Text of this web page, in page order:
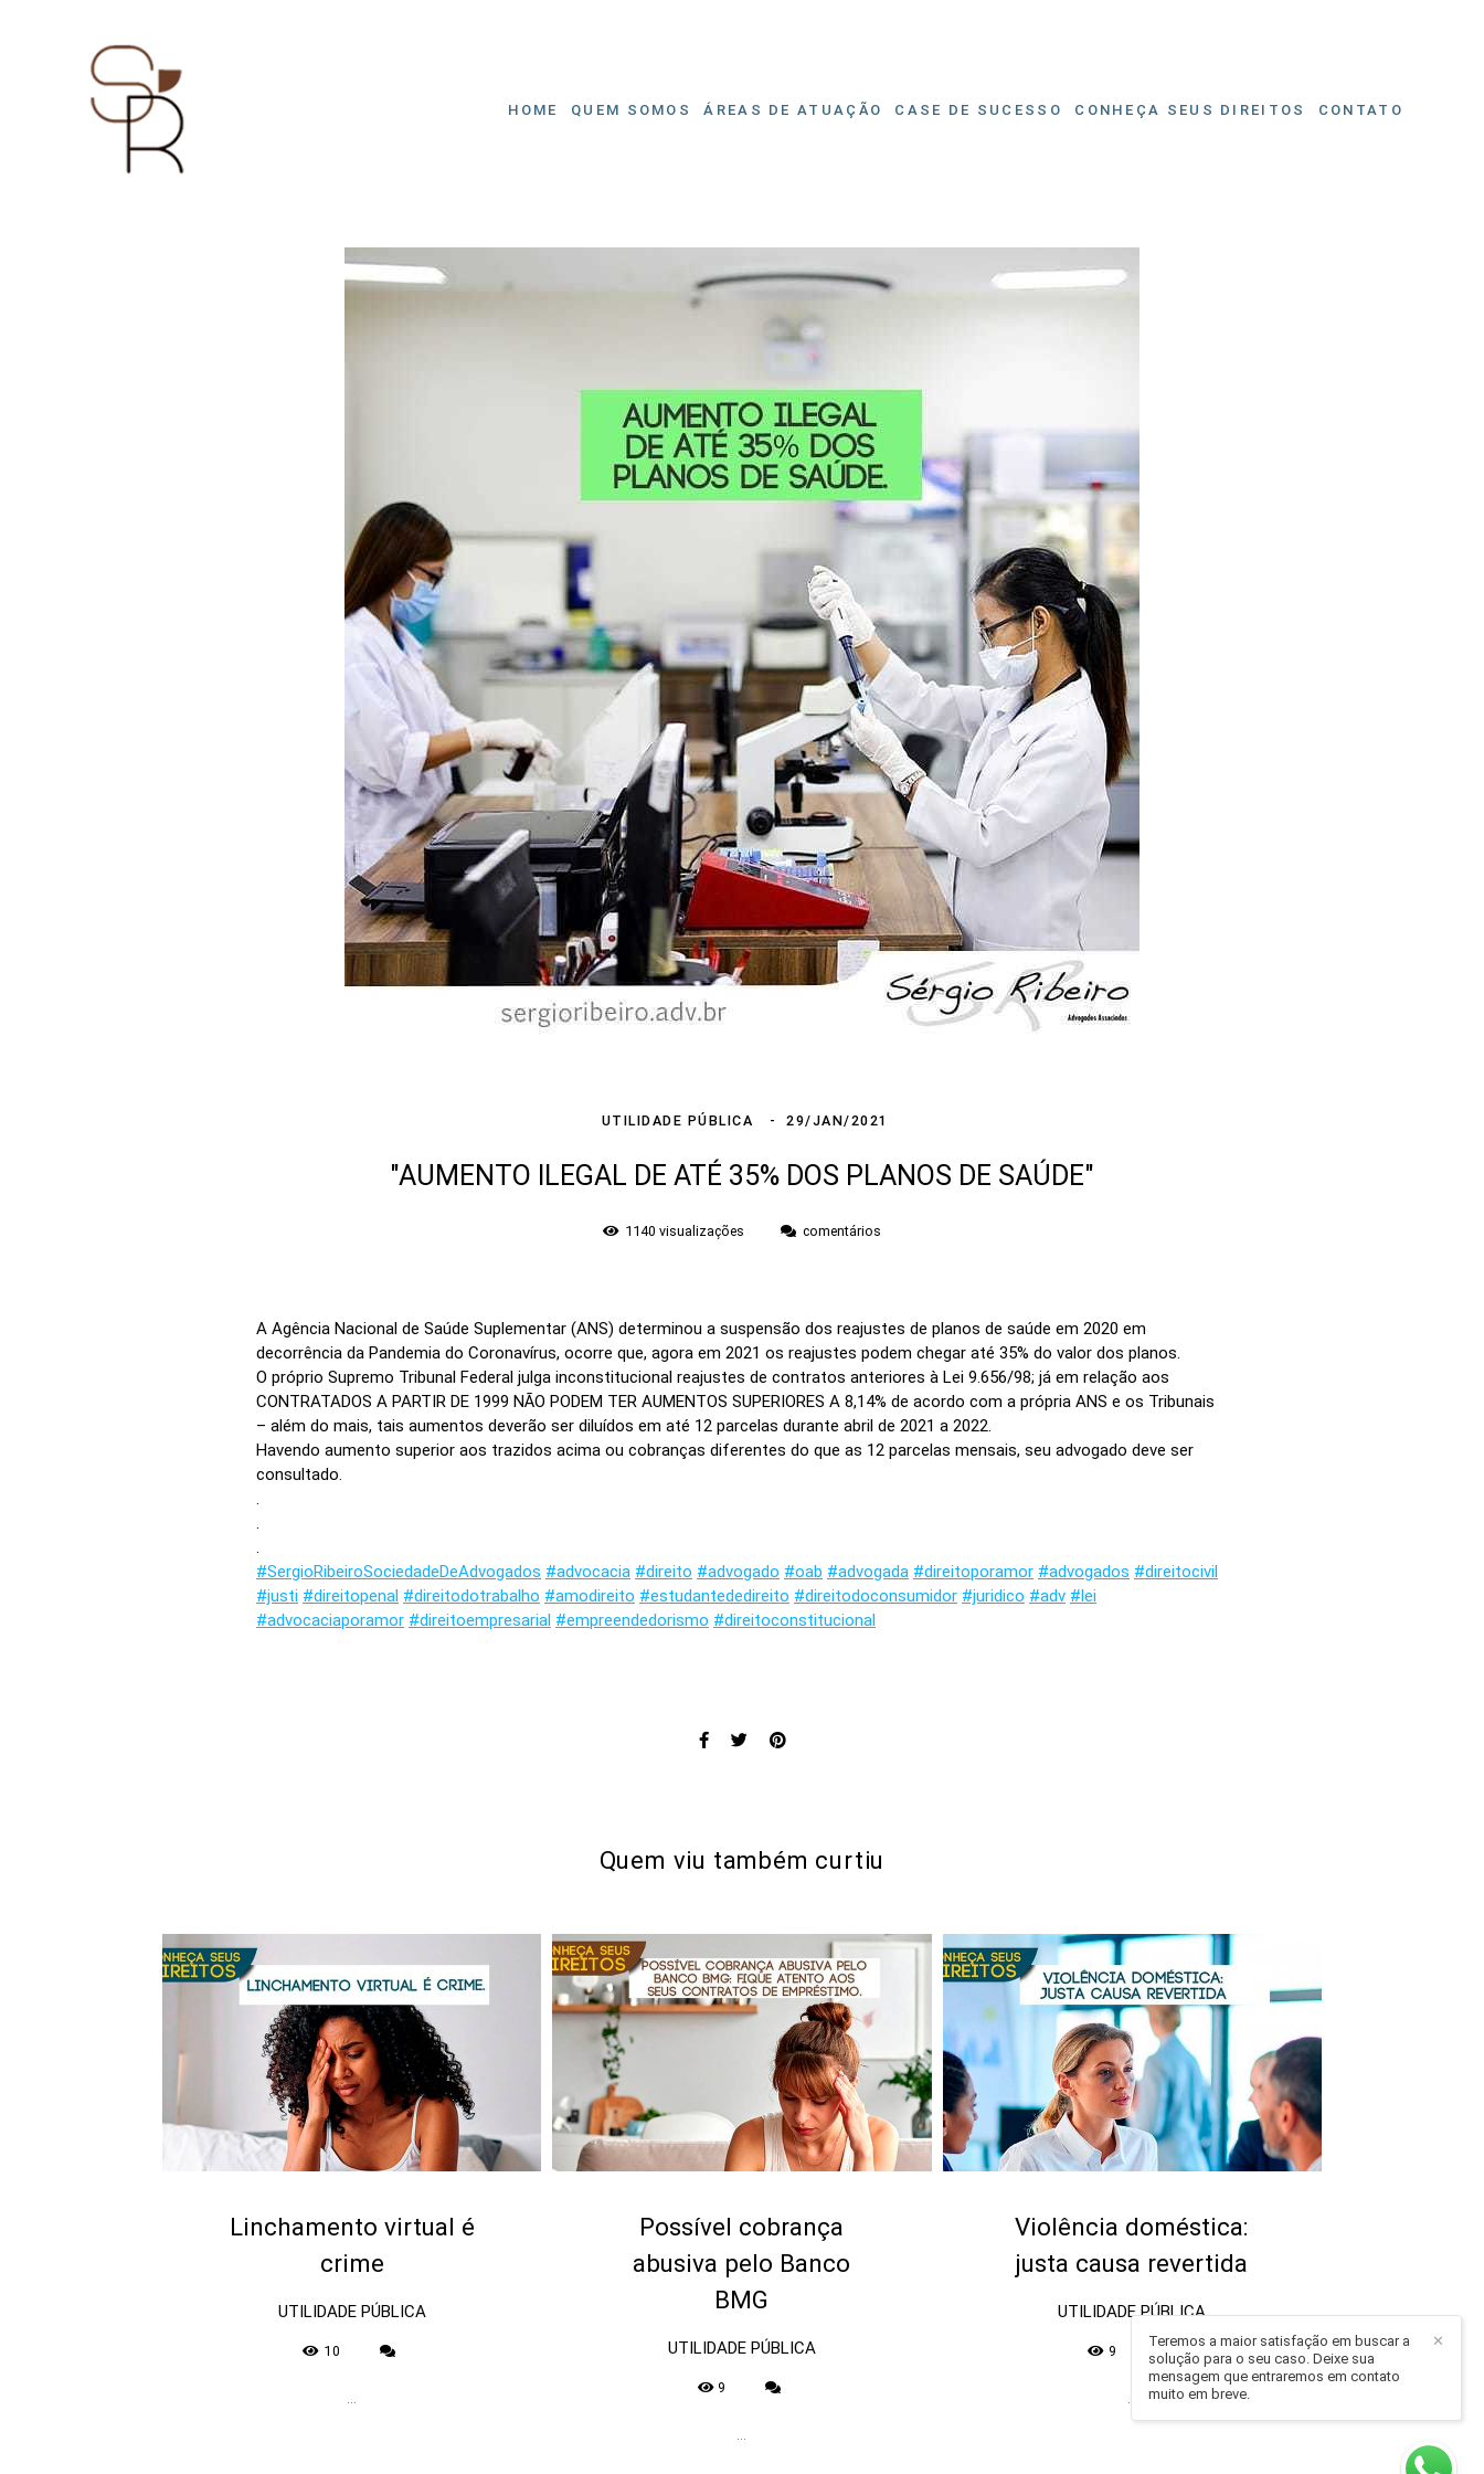
HOME QUEM SOMOS ÁREAS DE ATUAÇÃO CASE DE SUCESSO CONHEÇA SEUS DIREITOS CONTATO
UTILIDADE PÚBLICA 29/JAN/2021
"AUMENTO ILEGAL DE ATÉ 35% DOS PLANOS DE SAÚDE"
1140 visualizações comentários
A Agência Nacional de Saúde Suplementar (ANS) determinou a suspensão dos reajustes de planos de saúde em 2020 em
decorrência da Pandemia do Coronavírus, ocorre que, agora em 2021 os reajustes podem chegar até 35% do valor dos planos.
O próprio Supremo Tribunal Federal julga inconstitucional reajustes de contratos anteriores à Lei 9.656/98; já em relação aos
CONTRATADOS A PARTIR DE 1999 NÃO PODEM TER AUMENTOS SUPERIORES A 8,14% de acordo com a própria ANS e os Tribunais
– além do mais, tais aumentos deverão ser diluídos em até 12 parcelas durante abril de 2021 a 2022.
Havendo aumento superior aos trazidos acima ou cobranças diferentes do que as 12 parcelas mensais, seu advogado deve ser
consultado.
.
.
.
#SergioRibeiroSociedadeDeAdvogados #advocacia #direito #advogado #oab #advogada #direitoporamor #advogados #direitocivil
#justi #direitopenal #direitodotrabalho #amodireito #estudantededireito #direitodoconsumidor #juridico #adv #lei
#advocaciaporamor #direitoempresarial #empreendedorismo #direitoconstitucional
Quem viu também curtiu
Linchamento virtual é
crime
UTILIDADE PÚBLICA
10
...
Possível cobrança
abusiva pelo Banco
BMG
UTILIDADE PÚBLICA
9
...
Violência doméstica:
justa causa revertida
UTILIDADE PÚBLICA
9
...
✕
Teremos a maior satisfação em buscar a
solução para o seu caso. Deixe sua
mensagem que entraremos em contato
muito em breve.